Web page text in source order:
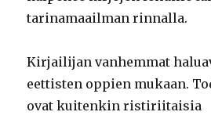
tarinamaailman rinnalla.
Kirjailijan vanhemmat
eettisten oppien mukaan.
ovat kuitenkin ristiriitaisia